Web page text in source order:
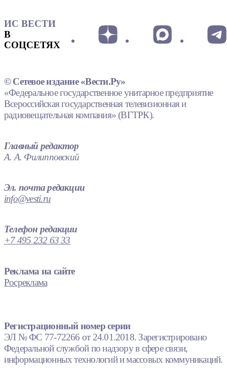
ИС ВЕСТИ
В
СОЦСЕТЯХ
© Сетевое издание «Вести.Ру»
«Федеральное государственное унитарное предприятие
Всероссийская государственная телевизионная и
радиовещательная компания» (ВГТРК).
Главный редактор
А. А. Филипповский
Эл. почта редакции
info@vesti.ru
Телефон редакции
+7 495 232 63 33
Реклама на сайте
Росреклама
Регистрационный номер серии
ЭЛ № ФС 77-72266 от 24.01.2018. Зарегистрировано
Федеральной службой по надзору в сфере связи,
информационных технологий и массовых коммуникаций.